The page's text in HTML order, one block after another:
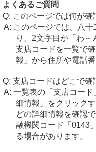
よくあるご質問
このページでは何が確
このページでは、八
り、2文字目が「わ～
支店コードを一覧で
報」から住所や電話
支店コードはどこで確
一覧表の「支店コー
細情報」をクリック
どの詳細情報を確認
融機関コード「0143
る場合があります。